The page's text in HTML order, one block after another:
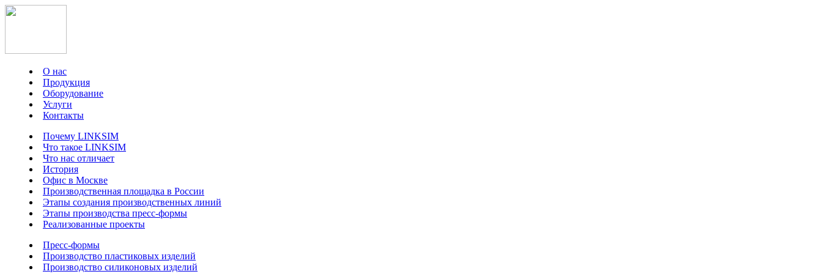
О нас
Продукция
Оборудование
Услуги
Контакты
Почему LINKSIM
Что такое LINKSIM
Что нас отличает
История
Офис в Москве
Производственная площадка в России
Этапы создания производственных линий
Этапы производства пресс-формы
Реализованные проекты
Пресс-формы
Производство пластиковых изделий
Производство силиконовых изделий